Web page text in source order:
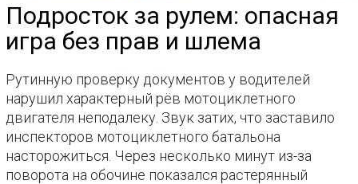
Подросток за рулем: опасная
игра без прав и шлема
Рутинную проверку документов у водителей
нарушил характерный рёв мотоциклетного
двигателя неподалеку. Звук затих, что заставило
инспекторов мотоциклетного батальона
насторожиться. Через несколько минут из-за
поворота на обочине показался растерянный